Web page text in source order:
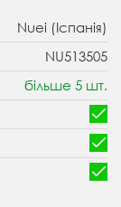
Nuei (Іспанія)
NU513505
більше 5 шт.